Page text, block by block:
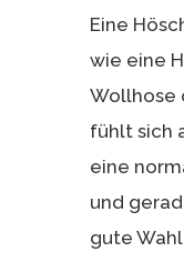
Eine
wie eine
Wollhose
fühlt sich
eine
und
gute